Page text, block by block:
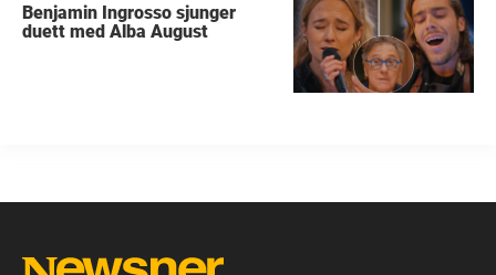
Benjamin Ingrosso sjunger
duett med Alba August